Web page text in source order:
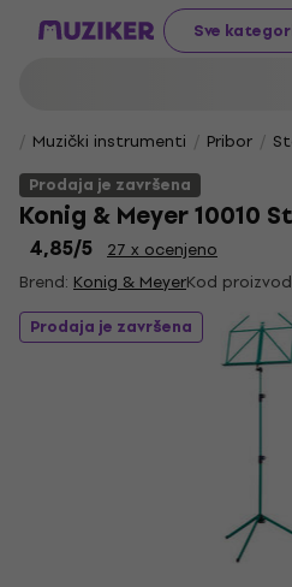
Sve
Muzički instrumenti Pribor
Prodaja je završena
Konig & Meyer 10010
4,85/5
27 x ocenjeno
Brend: Konig & MeyerKod
Prodaja je završena